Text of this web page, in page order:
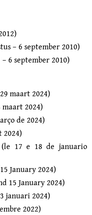
– 6 september 2010)
6 september 2010)
maart 2024)
maart 2024)
de 2024)
2024)
(le 17 e 18 de januario
January 2024)
15 January 2024)
januari 2024)
2022)